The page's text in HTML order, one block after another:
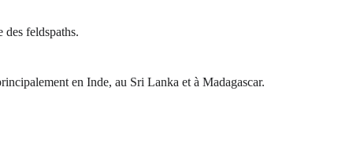
des feldspaths.
en Inde, au Sri Lanka et à Madagascar.